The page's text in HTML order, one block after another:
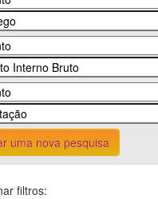
uma nova pesquisa
filtros: